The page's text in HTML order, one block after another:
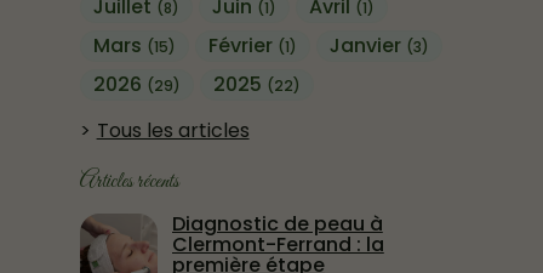
Juillet (8) Juin (1) Avril (1)
Mars (15) Février (1) Janvier (3)
2026 (29) 2025 (22)
Tous les articles
Articles récents
Diagnostic de peau à
Clermont-Ferrand : la
première étape